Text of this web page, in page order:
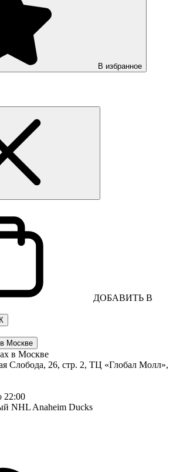
В избранное
ДОБАВИТЬ В
Москве
в Москве
Слобода, 26, стр. 2, ТЦ «Глобал Молл»,
22:00
NHL Anaheim Ducks